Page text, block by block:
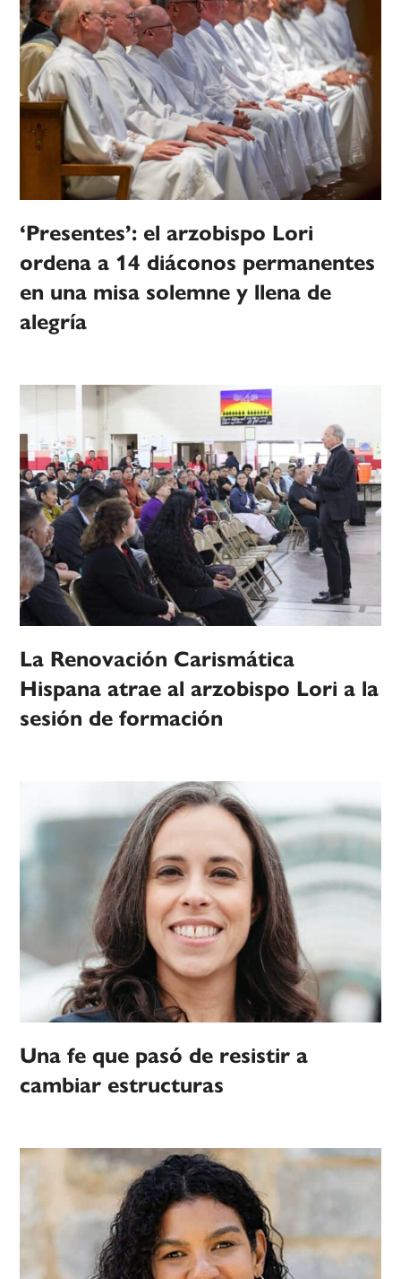
‘Presentes’: el arzobispo Lori
ordena a 14 diáconos permanentes
en una misa solemne y llena de
alegría
La Renovación Carismática
Hispana atrae al arzobispo Lori a la
sesión de formación
Una fe que pasó de resistir a
cambiar estructuras